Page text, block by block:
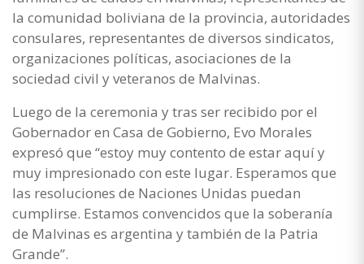
la comunidad boliviana de la provincia, autoridades
consulares, representantes de diversos sindicatos,
organizaciones políticas, asociaciones de la
sociedad civil y veteranos de Malvinas.
Luego de la ceremonia y tras ser recibido por el
Gobernador en Casa de Gobierno, Evo Morales
expresó que “estoy muy contento de estar aquí y
muy impresionado con este lugar. Esperamos que
las resoluciones de Naciones Unidas puedan
cumplirse. Estamos convencidos que la soberanía
de Malvinas es argentina y también de la Patria
Grande”.